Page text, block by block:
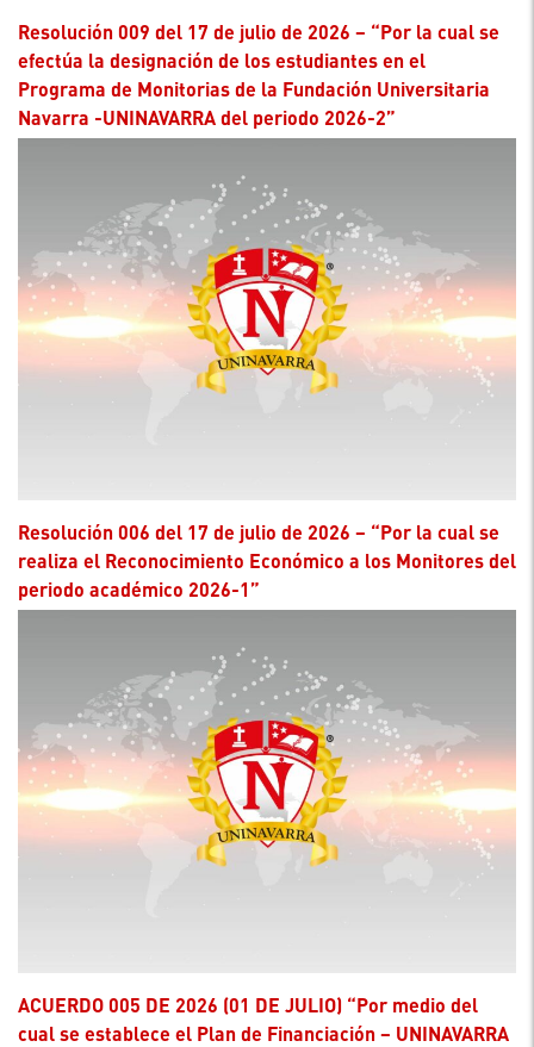
Resolución 009 del 17 de julio de 2026 – “Por la cual se
efectúa la designación de los estudiantes en el
Programa de Monitorias de la Fundación Universitaria
Navarra -UNINAVARRA del periodo 2026-2”
Resolución 006 del 17 de julio de 2026 – “Por la cual se
realiza el Reconocimiento Económico a los Monitores del
periodo académico 2026-1”
ACUERDO 005 DE 2026 (01 DE JULIO) “Por medio del
cual se establece el Plan de Financiación – UNINAVARRA